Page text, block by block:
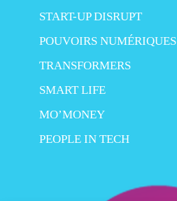
START-UP DISRUPT
POUVOIRS NUMÉRIQUES
TRANSFORMERS
SMART LIFE
MO’MONEY
PEOPLE IN TECH